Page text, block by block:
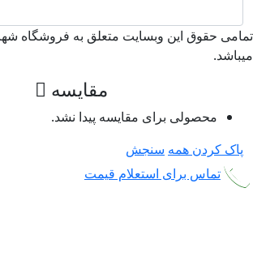
حقوق این وبسایت متعلق به فروشگاه
مقایسه
محصولی برای مقایسه پیدا نشد.
پاک کردن همهسنجش
تماس برای استعلام قیمت